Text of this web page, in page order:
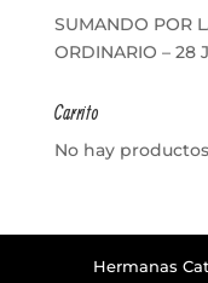
SUMANDO POR
ORDINARIO – 28
Carrito
No hay
Hermanas